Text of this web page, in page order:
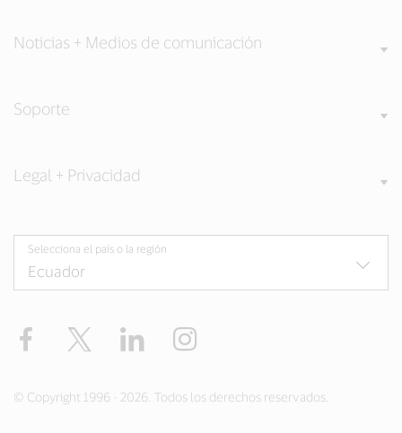
Noticias + Medios de comunicación
Soporte
Legal + Privacidad
Selecciona el país o la región
Facebook Twitter LinkedIn
© Copyright 1996 - 2026. Todos los derechos reservados.